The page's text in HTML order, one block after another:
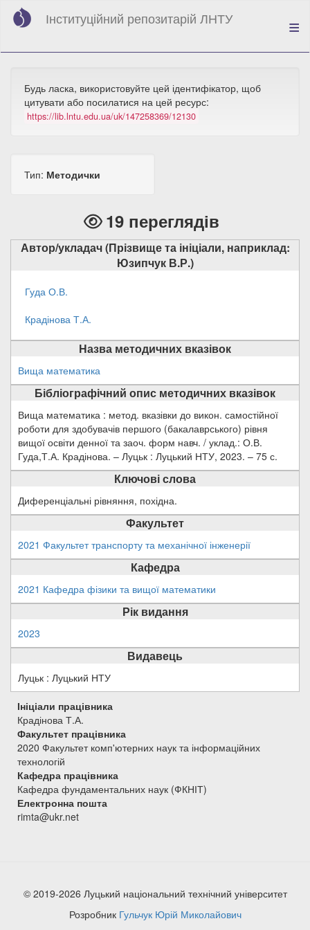
Перейти
вмісту
Інституційний репозитарій ЛНТУ
Будь ласка, використовуйте цей ідентифікатор, щоб
цитувати або посилатися на цей ресурс:
https://lib.lntu.edu.ua/uk/147258369/12130
Тип: Методички
19 переглядів
Автор/укладач (Прізвище та ініціали, наприклад:
Юзипчук В.Р.)
Гуда О.В.
Крадінова Т.А.
Назва методичних вказівок
Вища математика
Бібліографічний опис методичних вказівок
Вища математика : метод. вказівки до викон. самостійної
роботи для здобувачів першого (бакалаврського) рівня
вищої освіти денної та заоч. форм навч. / уклад.: О.В.
Гуда,Т.А. Крадінова. – Луцьк : Луцький НТУ, 2023. – 75 с.
Ключові слова
Диференціальні рівняння, похідна.
Факультет
2021 Факультет транспорту та механічної інженерії
Кафедра
2021 Кафедра фізики та вищої математики
Рік видання
2023
Видавець
Луцьк : Луцький НТУ
Ініціали працівника
Крадінова Т.А.
Факультет працівника
2020 Факультет комп'ютерних наук та інформаційних
технологій
Кафедра працівника
Кафедра фундаментальних наук (ФКНІТ)
Електронна пошта
rimta@ukr.net
© 2019-2026 Луцький національний технічний університет
Розробник Гульчук Юрій Миколайович